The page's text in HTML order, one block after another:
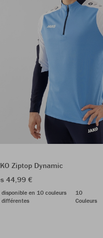
Ziptop Dynamic
44,99 €
disponible en 10 couleurs
différentes
10
Couleurs